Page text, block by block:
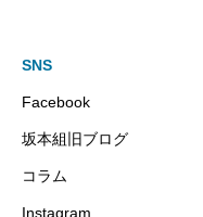
SNS
Facebook
坂本組旧ブログ
コラム
Instagram